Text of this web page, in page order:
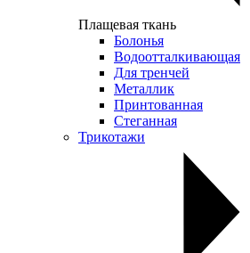
Плащевая ткань
Болонья
Водоотталкивающая
Для тренчей
Металлик
Принтованная
Стеганная
Трикотажи